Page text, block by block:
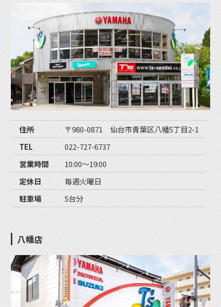
住所
〒980-0871 仙台市青葉区八幡5丁目2-1
TEL
022-727-6737
営業時間
10:00〜19:00
定休日
毎週火曜日
駐車場
5台分
八幡店